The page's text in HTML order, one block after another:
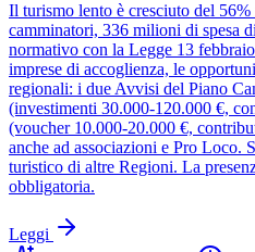
Il turismo lento è cresciuto del
camminatori, 336 milioni di spesa
normativo con la Legge 13
imprese di accoglienza, le
regionali: i due Avvisi del Piano
(investimenti 30.000-120.000 €,
(voucher 10.000-20.000 €,
anche ad associazioni e Pro Loco.
turistico di altre Regioni. La
obbligatoria.
Leggi